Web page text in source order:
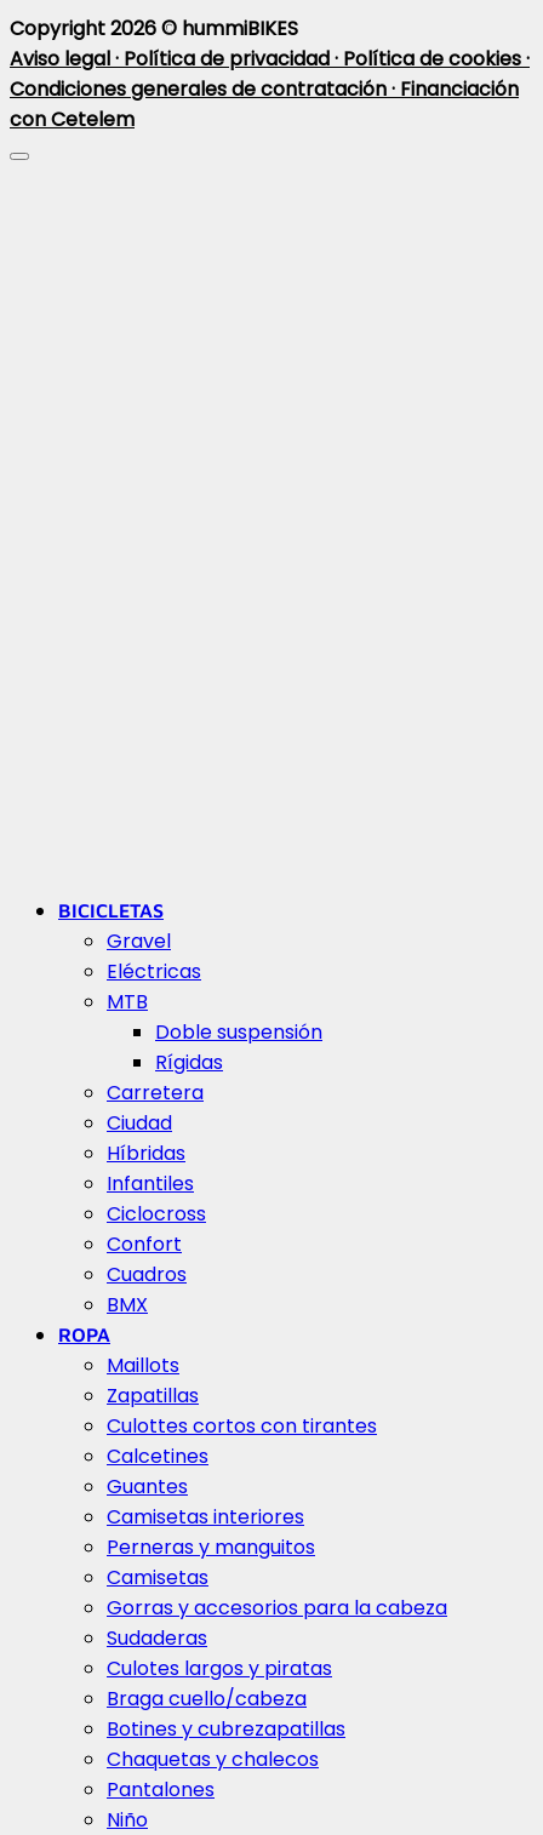
Copyright 2026 © hummiBIKES
Aviso legal · Política de privacidad · Política de cookies ·
Condiciones generales de contratación · Financiación
con Cetelem
BICICLETAS
Gravel
Eléctricas
MTB
Doble suspensión
Rígidas
Carretera
Ciudad
Híbridas
Infantiles
Ciclocross
Confort
Cuadros
BMX
ROPA
Maillots
Zapatillas
Culottes cortos con tirantes
Calcetines
Guantes
Camisetas interiores
Perneras y manguitos
Camisetas
Gorras y accesorios para la cabeza
Sudaderas
Culotes largos y piratas
Braga cuello/cabeza
Botines y cubrezapatillas
Chaquetas y chalecos
Pantalones
Niño